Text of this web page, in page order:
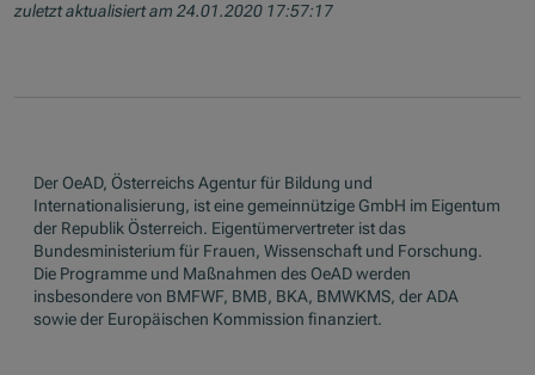
zuletzt aktualisiert am 24.01.2020 17:57:17
Der OeAD, Österreichs Agentur für Bildung und
Internationalisierung, ist eine gemeinnützige GmbH im Eigentum
der Republik Österreich. Eigentümervertreter ist das
Bundesministerium für Frauen, Wissenschaft und Forschung.
Die Programme und Maßnahmen des OeAD werden
insbesondere von BMFWF, BMB, BKA, BMWKMS, der ADA
sowie der Europäischen Kommission finanziert.